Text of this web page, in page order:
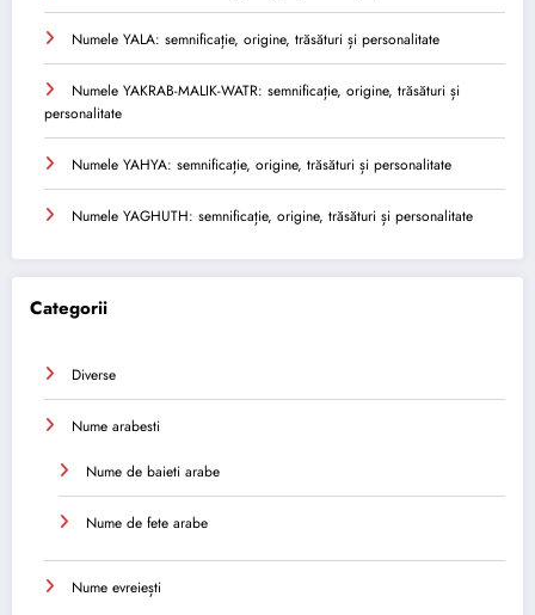
Numele YALA: semnificație, origine, trăsături și personalitate
Numele YAKRAB-MALIK-WATR: semnificație, origine, trăsături și
personalitate
Numele YAHYA: semnificație, origine, trăsături și personalitate
Numele YAGHUTH: semnificație, origine, trăsături și personalitate
Categorii
Diverse
Nume arabesti
Nume de baieti arabe
Nume de fete arabe
Nume evreiești